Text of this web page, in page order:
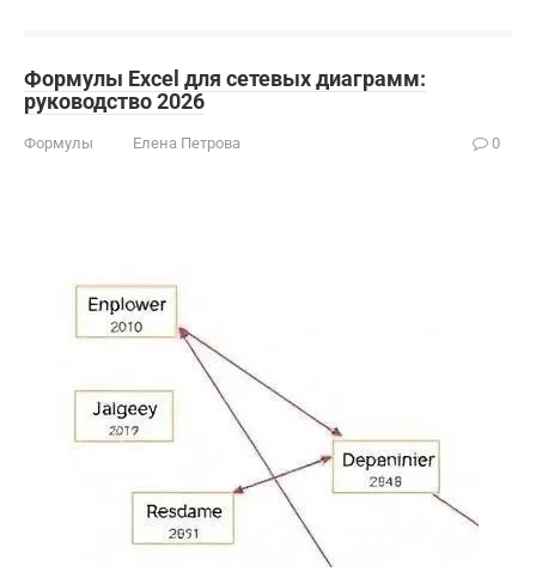
Формулы Excel для сетевых диаграмм:
руководство 2026
Формулы Елена Петрова 0